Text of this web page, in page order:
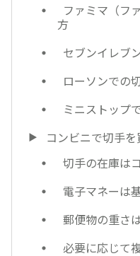
ファミマ（フ
方
セブンイレブ
ローソンでの
ミニストップ
コンビニで切手
切手の在庫は
電子マネーは
郵便物の重さ
必要に応じて